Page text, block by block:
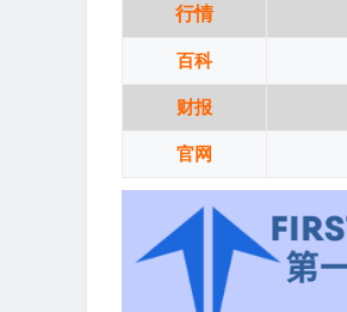
行情
百科
财报
官网